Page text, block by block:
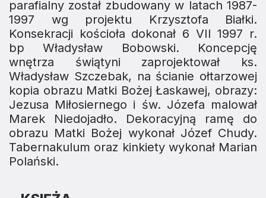
parafialny został zbudowany w latach 1987-
1997 wg projektu Krzysztofa Białki.
Konsekracji kościoła dokonał 6 VII 1997 r.
bp Władysław Bobowski. Koncepcję
wnętrza świątyni zaprojektował ks.
Władysław Szczebak, na ścianie ołtarzowej
kopia obrazu Matki Bożej Łaskawej, obrazy:
Jezusa Miłosiernego i św. Józefa malował
Marek Niedojadło. Dekoracyjną ramę do
obrazu Matki Bożej wykonał Józef Chudy.
Tabernakulum oraz kinkiety wykonał Marian
Polański.